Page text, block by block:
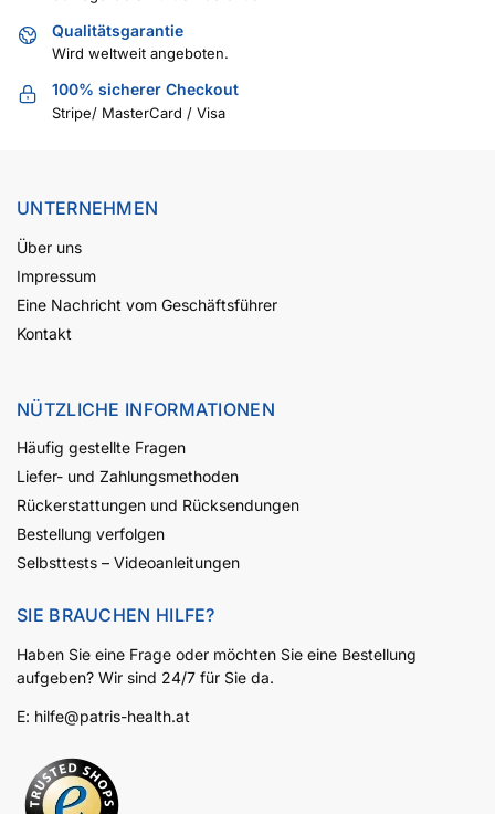
Qualitätsgarantie
Wird weltweit angeboten.
100% sicherer Checkout
Stripe/ MasterCard / Visa
UNTERNEHMEN
Über uns
Impressum
Eine Nachricht vom Geschäftsführer
Kontakt
NÜTZLICHE INFORMATIONEN
Häufig gestellte Fragen
Liefer- und Zahlungsmethoden
Rückerstattungen und Rücksendungen
Bestellung verfolgen
Selbsttests – Videoanleitungen
SIE BRAUCHEN HILFE?
Haben Sie eine Frage oder möchten Sie eine Bestellung
aufgeben? Wir sind 24/7 für Sie da.
E: hilfe@patris-health.at